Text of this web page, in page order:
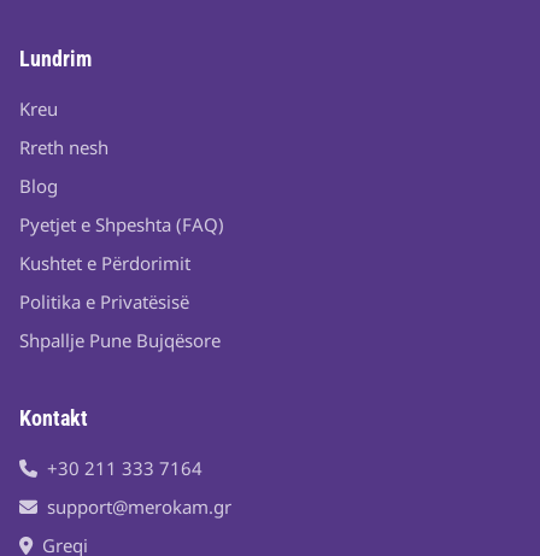
Lundrim
Kreu
Rreth nesh
Blog
Pyetjet e Shpeshta (FAQ)
Kushtet e Përdorimit
Politika e Privatësisë
Shpallje Pune Bujqësore
Kontakt
+30 211 333 7164
support@merokam.gr
Greqi